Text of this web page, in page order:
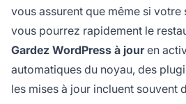
vous assurent que même si
vous pourrez rapidement le
Gardez WordPress à jouren
automatiques du noyau, des
les mises à jour incluent souvent